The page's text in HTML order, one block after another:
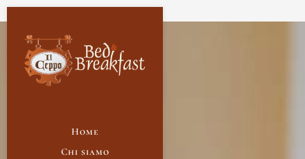
Home
Chi siamo